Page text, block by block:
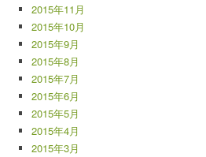
2015年11月
2015年10月
2015年9月
2015年8月
2015年7月
2015年6月
2015年5月
2015年4月
2015年3月